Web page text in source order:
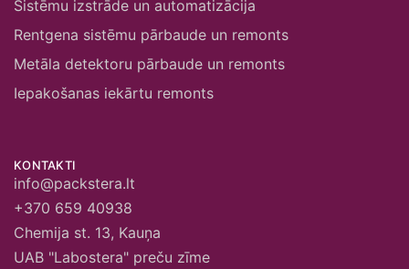
Sistēmu izstrāde un automatizācija
Rentgena sistēmu pārbaude un remonts
Metāla detektoru pārbaude un remonts
Iepakošanas iekārtu remonts
KONTAKTI
info@packstera.lt
+370 659 40938
Chemija st. 13, Kauņa
UAB "Labostera" preču zīme